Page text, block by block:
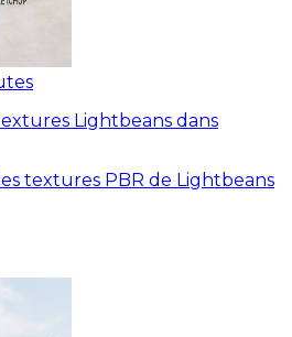
Lightbeans dans
textures PBR de Lightbeans